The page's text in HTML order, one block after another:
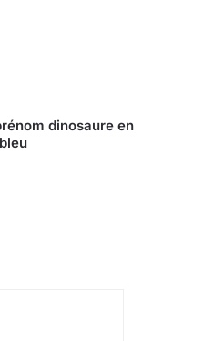
dinosaure en